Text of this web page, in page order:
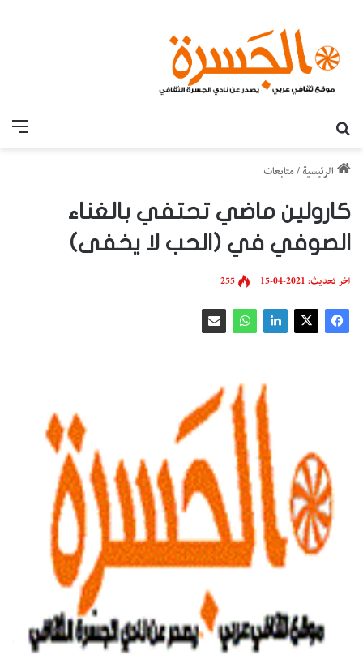
الرئيسية /متابعات
كارولين ماضي تحتفي بالغناء
الصوفي في (الحب لا يخفى)
آخر تحديث: 2021-04-15 255